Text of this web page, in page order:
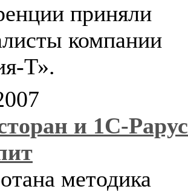
приняли
компании
Т».
и 1С-
методика